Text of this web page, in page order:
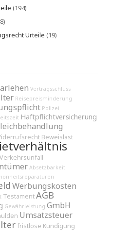
(194)
Urteile (19)
Vertragsschluss
Reisepreisminderung
Polizei
Haftpflichtversicherung
Beweislast
Verkehrsunfall
Absetzbarkeit
Werbungskosten
TestamentAGB
Gewährleistung GmbH
Umsatzsteuer
fristlose Kündigung